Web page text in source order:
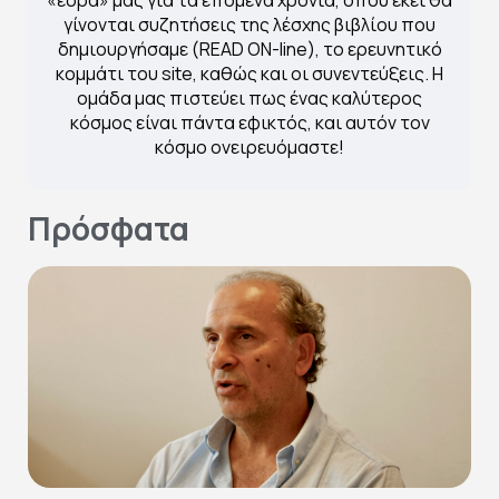
γίνονται συζητήσεις της λέσχης βιβλίου που
δημιουργήσαμε (READ ON-line), το ερευνητικό
κομμάτι του site, καθώς και οι συνεντεύξεις. Η
ομάδα μας πιστεύει πως ένας καλύτερος
κόσμος είναι πάντα εφικτός, και αυτόν τον
κόσμο ονειρευόμαστε!
Πρόσφατα